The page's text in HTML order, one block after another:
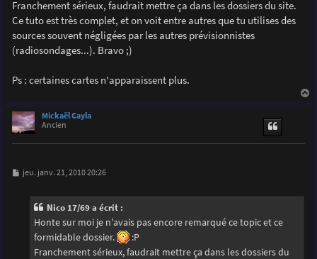
e
Franchement sérieux, faudrait mettre ça dans les dossiers du site.
Ce tuto est très complet, et on voit entre autres que tu utilises des
sources souvent négligées par les autres prévisionnistes
(radiosondages...). Bravo ;)
Ps : certaines cartes n'apparaissent plus.
Mickaël Cayla
Ancien
M
jeu. janv. 21, 2010 20:26
Nico 17/69 a écrit :
Honte sur moi je n'avais pas encore remarqué ce topic et ce
formidable dossier.
:P
Franchement sérieux, faudrait mettre ça dans les dossiers du